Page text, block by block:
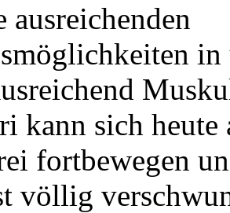
ausreichenden
in
sich heute
fortbewegen
völlig